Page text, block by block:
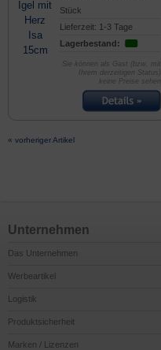
Stück
Lieferzeit: 1-3 Tage
Lagerbestand:
Sie können als Gast (bzw. mit
Ihrem derzeitigen Status)
keine Preise sehen
« vorheriger Artikel
Unternehmen
Das Unternehmen
Werbeartikel
Logistik
Produktsicherheit
Marken / Lizenzen